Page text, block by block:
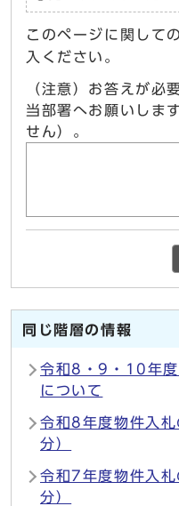
このページに関して
入ください。
（注意）お答えが必
当部署へお願いしま
せん）。
同じ階層の情報
令和8・9・10年度
について
令和8年度物件入
分）
令和7年度物件入
分）